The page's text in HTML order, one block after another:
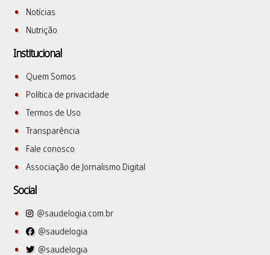
Notícias
Nutrição
Institucional
Quem Somos
Política de privacidade
Termos de Uso
Transparência
Fale conosco
Associação de Jornalismo Digital
Social
@saudelogia.com.br
@saudelogia
@saudelogia